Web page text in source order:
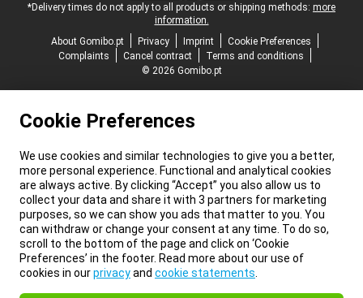
*Delivery times do not apply to all products or shipping methods: more
information.
About Gomibo.pt
Privacy Imprint
Cookie Preferences
Complaints
Cancel contract
Terms and conditions
© 2026 Gomibo.pt
Cookie Preferences
We use cookies and similar technologies to give you a better,
more personal experience. Functional and analytical cookies
are always active. By clicking “Accept” you also allow us to
collect your data and share it with 3 partners for marketing
purposes, so we can show you ads that matter to you. You
can withdraw or change your consent at any time. To do so,
scroll to the bottom of the page and click on ‘Cookie
Preferences’ in the footer. Read more about our use of
cookies in ourprivacyand cookie statements